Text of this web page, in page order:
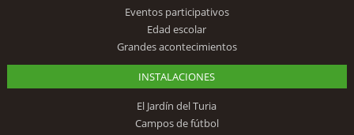
Eventos participativos
Edad escolar
Grandes acontecimientos
INSTALACIONES
El Jardín del Turia
Campos de fútbol